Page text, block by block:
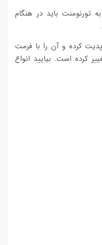
تورنومنت باید در هنگام
کرده و آن را با فرمت
کرده است. بیایید انواع